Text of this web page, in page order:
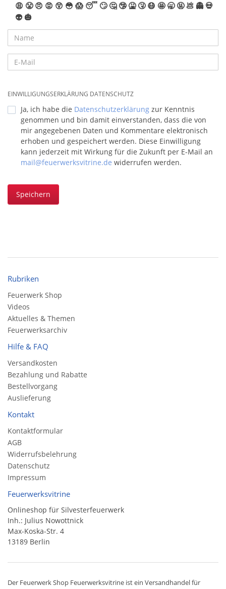
😩 😤 😠 😡 😲 😳 😱 😴 🙄 🤔 🤥 🤮 🤧 😷 🤩 🥱 🤬 💩 👻 💀
👽 🎃
EINWILLIGUNGSERKLÄRUNG DATENSCHUTZ
Ja, ich habe die Datenschutzerklärung zur Kenntnis
genommen und bin damit einverstanden, dass die von
mir angegebenen Daten und Kommentare elektronisch
erhoben und gespeichert werden. Diese Einwilligung
kann jederzeit mit Wirkung für die Zukunft per E-Mail an
mail@feuerwerksvitrine.de widerrufen werden.
Speichern
Rubriken
Feuerwerk Shop
Videos
Aktuelles & Themen
Feuerwerksarchiv
Hilfe & FAQ
Versandkosten
Bezahlung und Rabatte
Bestellvorgang
Auslieferung
Kontakt
Kontaktformular
AGB
Widerrufsbelehrung
Datenschutz
Impressum
Feuerwerksvitrine
Onlineshop für Silvesterfeuerwerk
Inh.: Julius Nowottnick
Max-Koska-Str. 4
13189 Berlin
Der Feuerwerk Shop Feuerwerksvitrine ist ein Versandhandelfür